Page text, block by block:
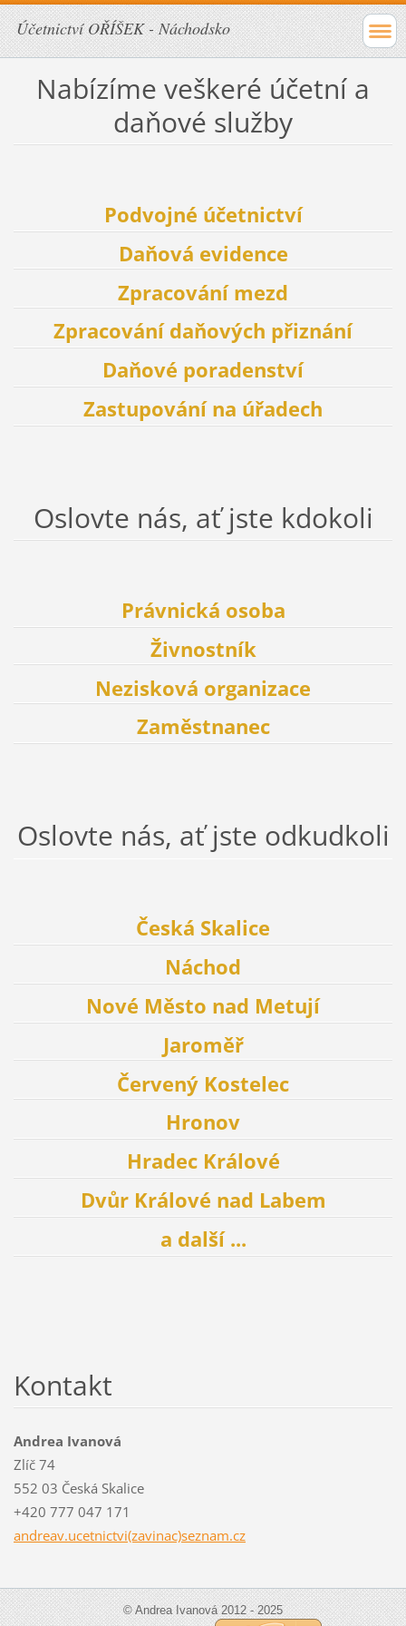
Účetnictví OŘÍŠEK - Náchodsko
Nabízíme veškeré účetní a
daňové služby
Podvojné účetnictví
Daňová evidence
Zpracování mezd
Zpracování daňových přiznání
Daňové poradenství
Zastupování na úřadech
Oslovte nás, ať jste kdokoli
Právnická osoba
Živnostník
Nezisková organizace
Zaměstnanec
Oslovte nás, ať jste odkudkoli
Česká Skalice
Náchod
Nové Město nad Metují
Jaroměř
Červený Kostelec
Hronov
Hradec Králové
Dvůr Králové nad Labem
a další ...
Kontakt
Andrea Ivanová
Zlíč 74
552 03 Česká Skalice
+420 777 047 171
andreav.ucetnictvi(zavinac)seznam.cz
© Andrea Ivanová 2012 - 2025